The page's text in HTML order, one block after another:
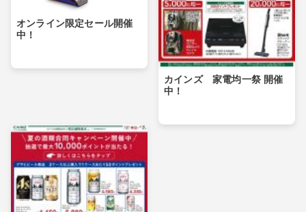
オンライン限定セール開催
中！
カインズ 家電均一祭 開催
中！